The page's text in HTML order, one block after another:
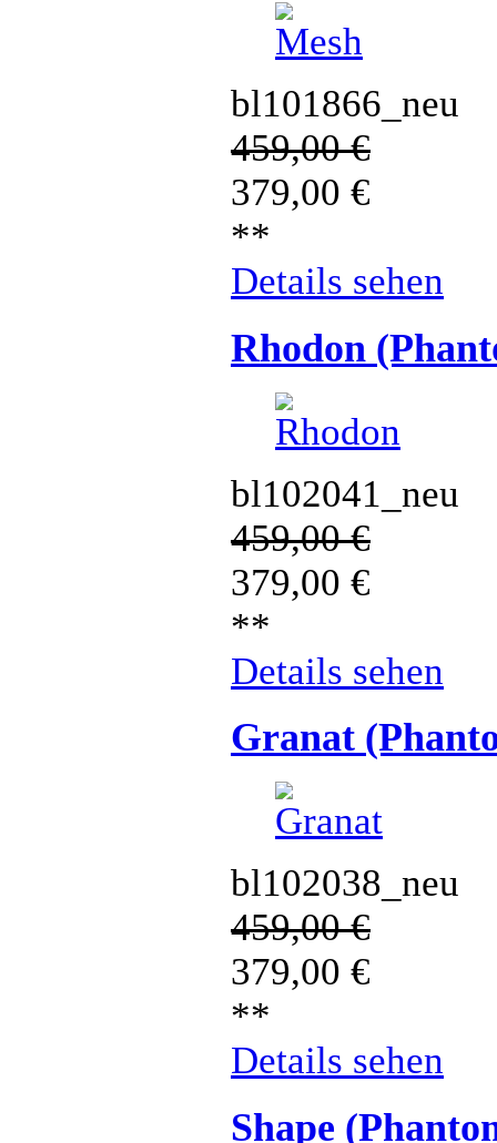
bl101866_neu
459,00€
379,00 €
**
Details sehen
Rhodon
bl102041_neu
459,00€
379,00 €
**
Details sehen
Granat
bl102038_neu
459,00€
379,00 €
**
Details sehen
Shape